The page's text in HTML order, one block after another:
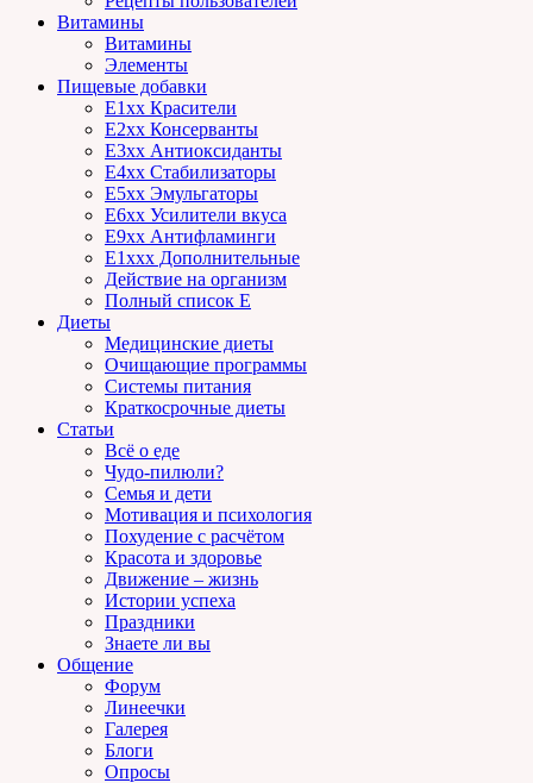
Витамины
Витамины
Элементы
Пищевые добавки
E1xx Красители
E2xx Консерванты
E3xx Антиоксиданты
E4xx Стабилизаторы
E5xx Эмульгаторы
E6xx Усилители вкуса
E9xx Антифламинги
E1xxx Дополнительные
Действие на организм
Полный список E
Диеты
Медицинские диеты
Очищающие программы
Системы питания
Краткосрочные диеты
Статьи
Всё о еде
Чудо-пилюли?
Семья и дети
Мотивация и психология
Похудение с расчётом
Красота и здоровье
Движение – жизнь
Истории успеха
Праздники
Знаете ли вы
Общение
Форум
Линеечки
Галерея
Блоги
Опросы